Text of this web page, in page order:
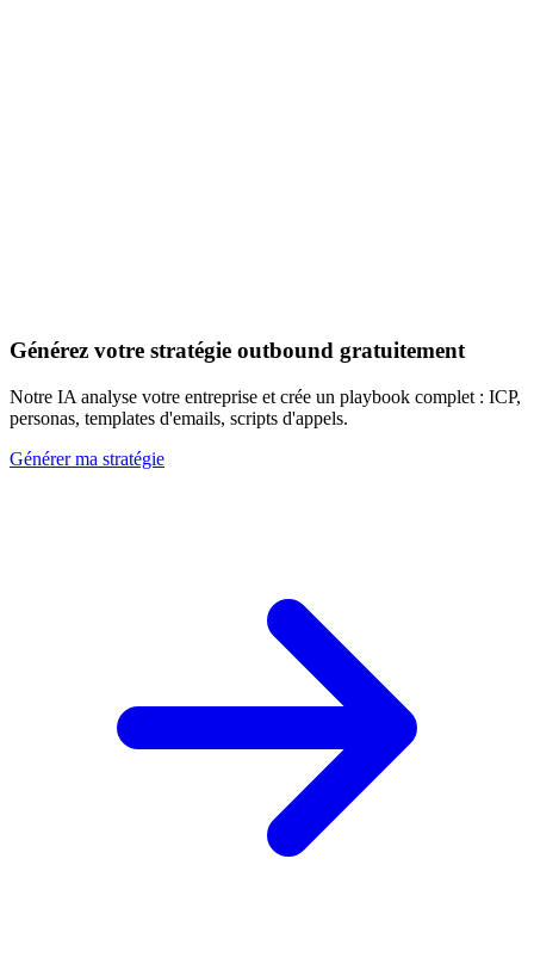
Découvrir les 20+ signaux
Générez votre stratégie outbound gratuitement
Notre IA analyse votre entreprise et crée un playbook complet : ICP,
personas, templates d'emails, scripts d'appels.
Générer ma stratégie